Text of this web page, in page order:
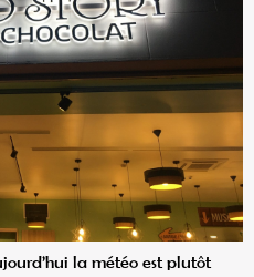
la météo est plutôt